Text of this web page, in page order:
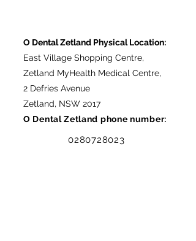
O Dental Zetland Physical Location:
East Village Shopping Centre,
Zetland MyHealth Medical Centre,
2 Defries Avenue
Zetland, NSW 2017
O Dental Zetland phone number:
0280728023